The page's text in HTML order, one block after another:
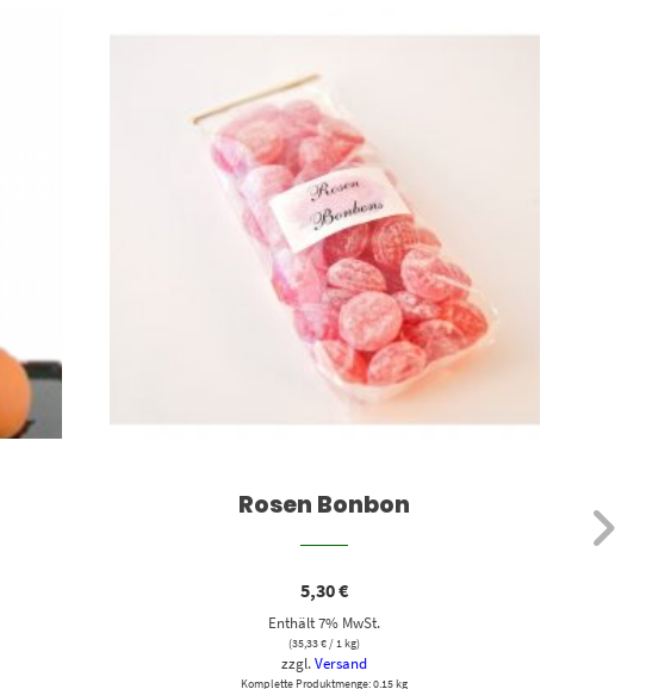
Rosen Bonbon
5,30€
Enthält 7% MwSt.
(35,33€/ 1 kg)
zzgl.Versand
Komplette Produktmenge: 0.15 kg